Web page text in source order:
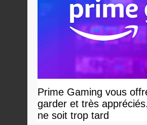
Prime Gaming vous
garder et très
ne soit trop tard